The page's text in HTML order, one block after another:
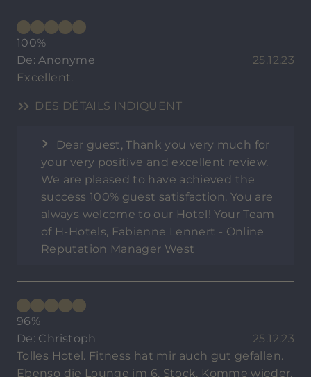
100%
De: Anonyme
25.12.23
Excellent.
DES DÉTAILS INDIQUENT
Dear guest, Thank you very much for
your very positive and excellent review.
We are pleased to have achieved the
success 100% guest satisfaction. You are
always welcome to our Hotel! Your Team
of H-Hotels, Fabienne Lennert - Online
Reputation Manager West
96%
De: Christoph
25.12.23
Tolles Hotel. Fitness hat mir auch gut gefallen.
Ebenso die Lounge im 6. Stock. Komme wieder,